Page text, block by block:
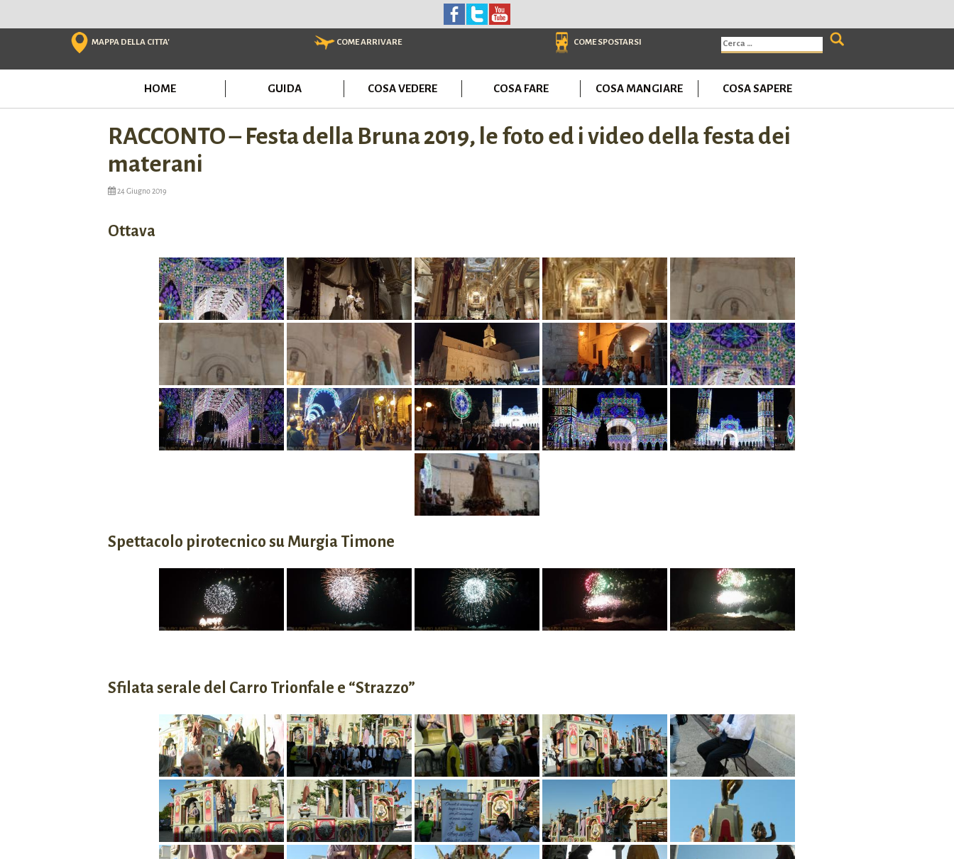
MAPPA DELLA CITTA' COME ARRIVARE COME SPOSTARSI
Ricerca
per:
HOME GUIDA COSA VEDERE COSA FARE COSA MANGIARE COSA SAPERE
RACCONTO – Festa della Bruna 2019, le foto ed i video della festa dei
materani
24 Giugno 2019
Ottava
Spettacolo pirotecnico su Murgia Timone
Sfilata serale del Carro Trionfale e “Strazzo”